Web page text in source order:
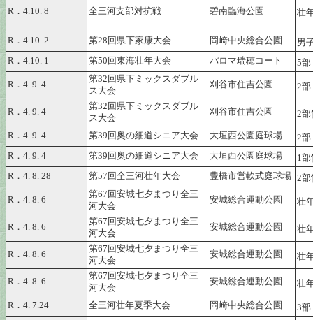
R．4.10. 8 全三河支部対抗戦 碧南臨海公園 壮
R．4.10. 2 第28回県下家康大会 岡崎中央総合公園
男
R．4.10. 1
第50回東海壮年大会 パロマ瑞穂コート 5部
R．4. 9. 4
第32回県下ミックスダブル
ス大会
刈谷市住吉公園 2部
R．4. 9. 4
第32回県下ミックスダブル
ス大会
刈谷市住吉公園 2部
R．4. 9. 4 第39回奥の細道シニア大会 大垣西公園庭球場 2部
R．4. 9. 4 第39回奥の細道シニア大会 大垣西公園庭球場 1部
R．4. 8. 28 第57回全三河壮年大会 豊橋市営軟式庭球場 2部
R．4. 8. 6
第67回安城七夕まつり全三
河大会
安城総合運動公園 壮
R．4. 8. 6
第67回安城七夕まつり全三
河大会
安城総合運動公園 壮
R．4. 8. 6
第67回安城七夕まつり全三
河大会
安城総合運動公園 壮
R．4. 8. 6
第67回安城七夕まつり全三
河大会
安城総合運動公園 壮
R．4. 7.24 全三河壮年夏季大会 岡崎中央総合公園
3